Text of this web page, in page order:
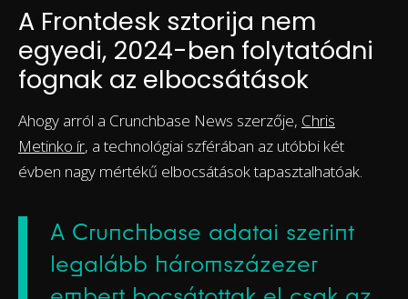
A Frontdesk sztorija nem
egyedi, 2024-ben folytatódni
fognak az elbocsátások
Ahogy arról a Crunchbase News szerzője, Chris
Metinko ír, a technológiai szférában az utóbbi két
évben nagy mértékű elbocsátások tapasztalhatóak.
A Crunchbase adatai szerint
legalább háromszázezer